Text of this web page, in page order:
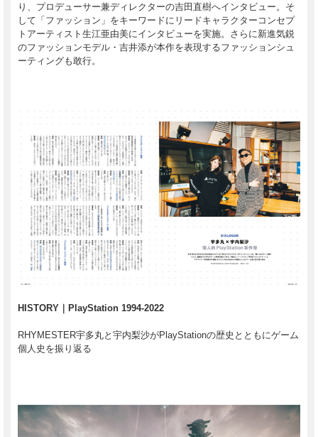
り、プロデューサー兼ディレクターの吉田直樹へインタビュー。そ
して「ファッション」をキーワードにリードキャラクターコンセプ
トアーティスト生江亜由美にインタビューを実施。さらに新進気鋭
のファッションモデル・吉井添が本作を表現するファッションシュ
ーティングも敢行。
HISTORY｜PlayStation 1994-2022
RHYMESTER宇多丸と宇内梨沙がPlayStationの歴史とともにゲーム
個人史を振り返る